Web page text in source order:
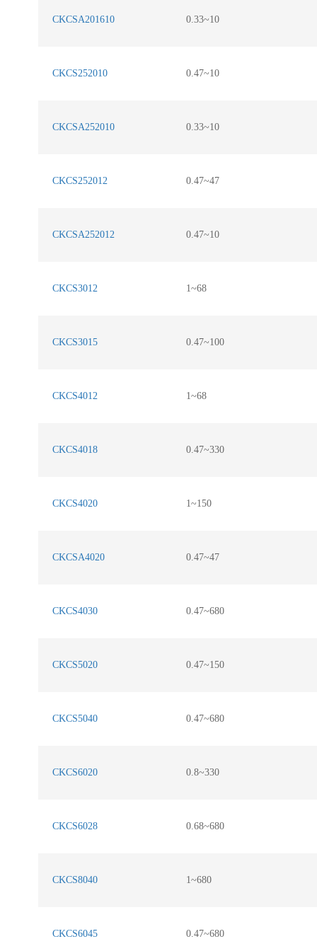
CKCSA201610 0.33~10
CKCS252010 0.47~10
CKCSA252010 0.33~10
CKCS252012 0.47~47
CKCSA252012 0.47~10
CKCS3012 1~68
CKCS3015 0.47~100
CKCS4012 1~68
CKCS4018 0.47~330
CKCS4020 1~150
CKCSA4020 0.47~47
CKCS4030 0.47~680
CKCS5020 0.47~150
CKCS5040 0.47~680
CKCS6020 0.8~330
CKCS6028 0.68~680
CKCS8040 1~680
CKCS6045 0.47~680